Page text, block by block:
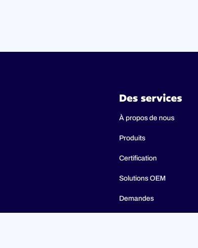
Des services
À propos de nous
Produits
Certification
Solutions OEM
Demandes